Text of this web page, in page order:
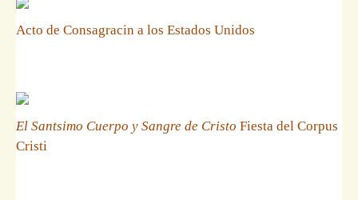
Acto de Consagracin a los Estados Unidos
El Santsimo Cuerpo y Sangre de Cristo Fiesta del Corpus
Cristi